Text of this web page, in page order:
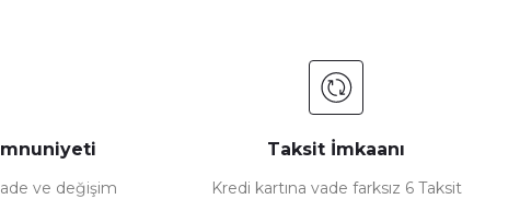
ve değişim
Taksit İmkaanı
Kredi kartına vade farksız 6 Taksit